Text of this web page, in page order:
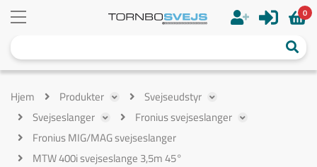
0
Hjem Produkter
Svejseudstyr
Svejseslanger
Fronius svejseslanger
Fronius MIG/MAG svejseslanger
MTW 400i svejseslange 3,5m 45°